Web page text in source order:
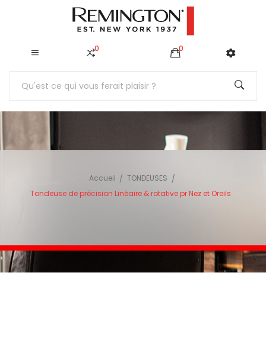
0 0
Accueil
TONDEUSES
Tondeuse de précision Linéaire & rotative pr Nez et Oreils